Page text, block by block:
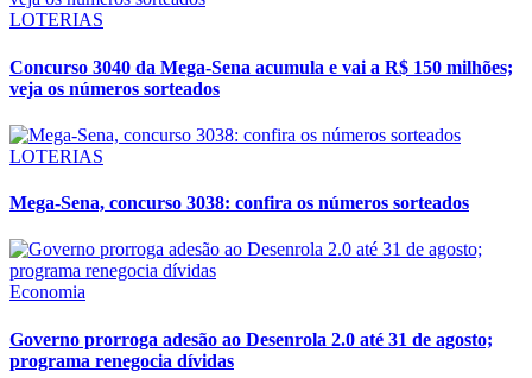
LOTERIAS
Concurso 3040 da Mega-Sena acumula e vai a R$ 150 milhões;
veja os números sorteados
LOTERIAS
Mega-Sena, concurso 3038: confira os números sorteados
Economia
Governo prorroga adesão ao Desenrola 2.0 até 31 de agosto;
programa renegocia dívidas